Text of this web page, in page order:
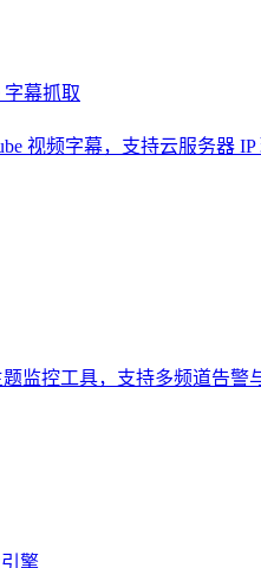
字幕抓取
视频字幕，支持云服务器
监控工具，支持多频道告警
擎